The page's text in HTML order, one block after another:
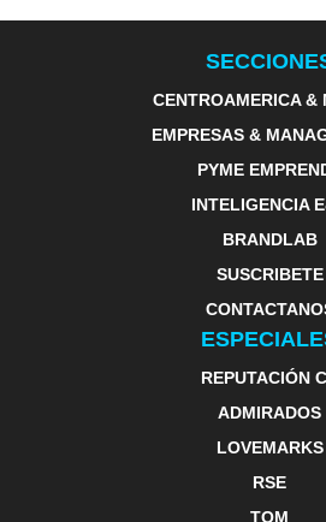
CENTROAMERICA &
EMPRESAS &
PYME
INTELIGENCIA
BRANDLAB
SUSCRIBETE
REPUTACIÓN
ADMIRADOS
LOVEMARKS
RSE
TOM